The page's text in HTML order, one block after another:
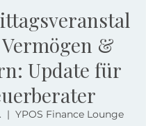
&
Update für
  |
YPOS Finance Lounge